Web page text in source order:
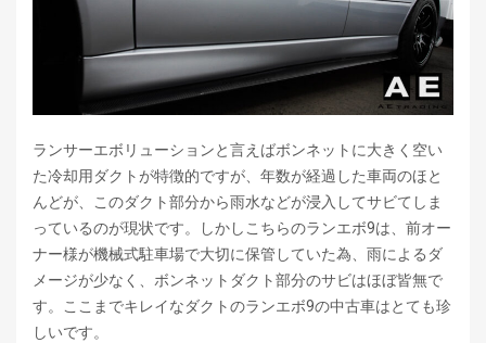
ランサーエボリューションと言えばボンネットに大きく空い
た冷却用ダクトが特徴的ですが、年数が経過した車両のほと
んどが、このダクト部分から雨水などが浸入してサビてしま
っているのが現状です。しかしこちらのランエボ9は、前オー
ナー様が機械式駐車場で大切に保管していた為、雨によるダ
メージが少なく、ボンネットダクト部分のサビはほぼ皆無で
す。ここまでキレイなダクトのランエボ9の中古車はとても珍
しいです。